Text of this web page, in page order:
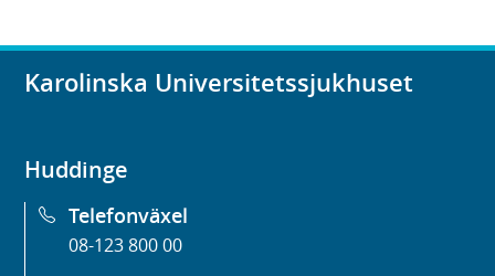
Karolinska Universitetssjukhuset
Huddinge
Telefonväxel
08-123 800 00